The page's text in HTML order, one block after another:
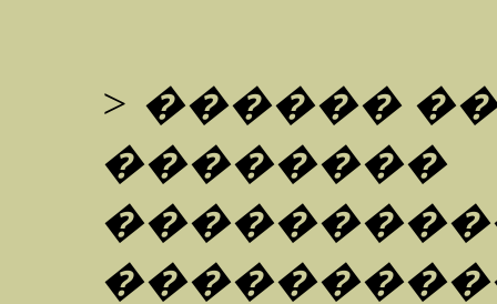
> ������
��������